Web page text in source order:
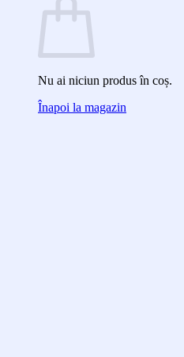
Nu ai niciun produs în coș.
Înapoi la magazin